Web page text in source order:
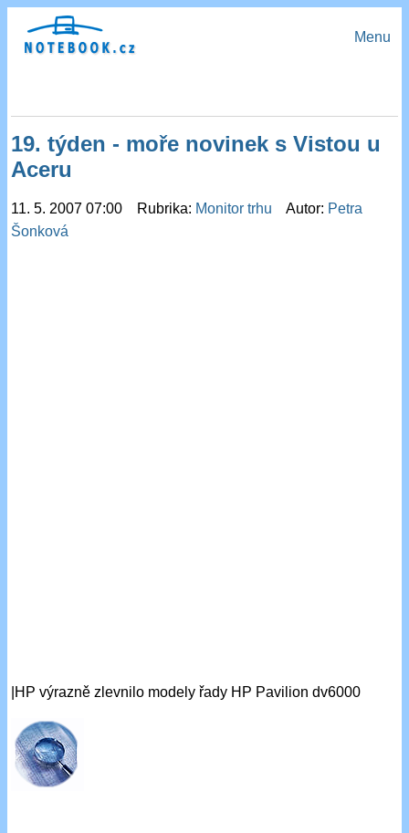
Menu
19. týden - moře novinek s Vistou u
Aceru
11. 5. 2007 07:00 Rubrika: Monitor trhu Autor: Petra
Šonková
|HP výrazně zlevnilo modely řady HP Pavilion dv6000